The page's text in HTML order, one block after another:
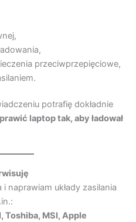
przeciwprzepięciowe,
potrafię dokładnie
laptop tak, aby ładował
naprawiam układy zasilania
Toshiba, MSI, Apple